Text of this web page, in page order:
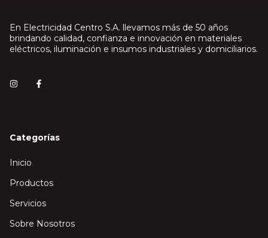
En Electricidad Centro S.A. llevamos más de 50 años
brindando calidad, confianza e innovación en materiales
eléctricos, iluminación e insumos industriales y domiciliarios.
Categorías
Inicio
Productos
Servicios
Sobre Nosotros